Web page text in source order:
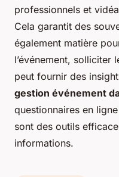
professionnels et
Cela garantit des
également matière
l’événement, solliciter
peut fournir des
gestion événement
questionnaires en
sont des outils
informations.